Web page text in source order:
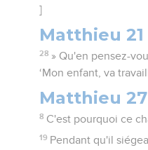
]
Matthieu 21
28 » Qu'en pensez-
‘Mon enfant, va
Matthieu 27
8 C'est pourquoi ce
19 Pendant qu'il